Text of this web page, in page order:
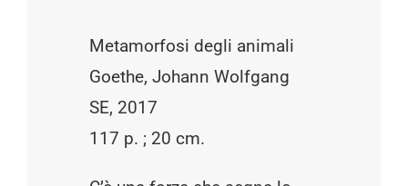
Metamorfosi degli animali
Goethe, Johann Wolfgang
SE, 2017
117 p. ; 20 cm.